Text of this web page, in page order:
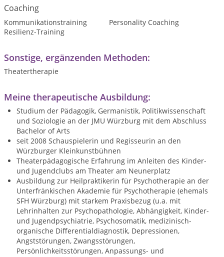
Coaching
Kommunikationstraining
Personality Coaching
Resilienz-Training
Sonstige, ergänzenden Methoden:
Theatertherapie
Meine therapeutische Ausbildung:
Studium der Pädagogik, Germanistik, Politikwissenschaft
und Soziologie an der JMU Würzburg mit dem Abschluss
Bachelor of Arts
seit 2008 Schauspielerin und Regisseurin an den
Würzburger Kleinkunstbühnen
Theaterpädagogische Erfahrung im Anleiten des Kinder-
und Jugendclubs am Theater am Neunerplatz
Ausbildung zur Heilpraktikerin für Psychotherapie an der
Unterfränkischen Akademie für Psychotherapie (ehemals
SFH Würzburg) mit starkem Praxisbezug (u.a. mit
Lehrinhalten zur Psychopathologie, Abhängigkeit, Kinder-
und Jugendpsychiatrie, Psychosomatik, medizinisch-
organische Differentialdiagnostik, Depressionen,
Angststörungen, Zwangsstörungen,
Persönlichkeitsstörungen, Anpassungs- und